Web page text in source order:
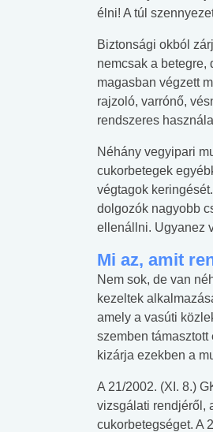
élni! A túl
Biztonsági okból
nemcsak a betegre,
magasban végzett
rajzoló, varrónő,
rendszeres
Néhány vegyipari
cukorbetegek
végtagok
dolgozók nagyobb
ellenállni. Ugyanez
Mi az, amit
Nem sok, de van
kezeltek
amely a vasúti
szemben
kizárja ezekben a
A 21/2002. (XI. 8.)
vizsgálati rendjéről,
cukorbetegséget. A